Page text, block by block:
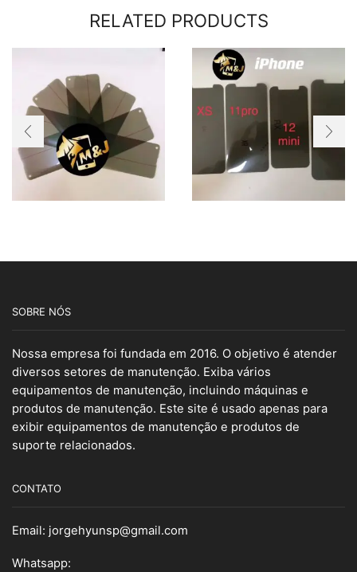
RELATED PRODUCTS
SOBRE NÓS
Nossa empresa foi fundada em 2016. O objetivo é atender
diversos setores de manutenção. Exiba vários
equipamentos de manutenção, incluindo máquinas e
produtos de manutenção. Este site é usado apenas para
exibir equipamentos de manutenção e produtos de
suporte relacionados.
CONTATO
Email: jorgehyunsp@gmail.com
Whatsapp: